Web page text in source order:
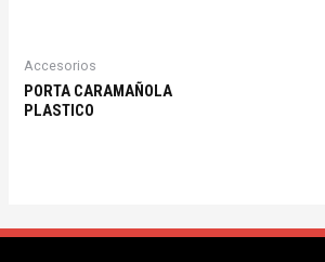
Accesorios
PORTA CARAMAÑOLA
PLASTICO